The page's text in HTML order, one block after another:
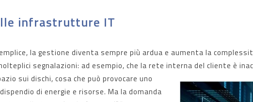
infrastrutture IT
la gestione diventa sempre più ardua e aumenta la
segnalazioni: ad esempio, che la rete interna del cliente è
sui dischi, cosa che può provocare uno
di energie e risorse. Ma la domanda